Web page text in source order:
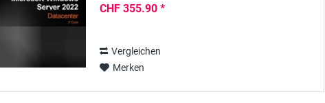
größeren,...
CHF 355.90 *
Vergleichen
Merken